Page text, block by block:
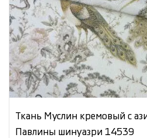
Ткань Муслин кремовый с
Павлины шинуазри 14539